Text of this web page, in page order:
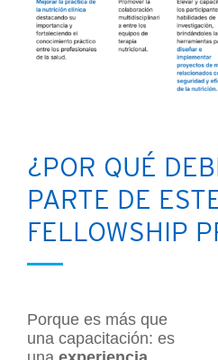
¿POR QUÉ
PARTE DE
FELLOWSHIP
Porque es más que
una capacitación: es